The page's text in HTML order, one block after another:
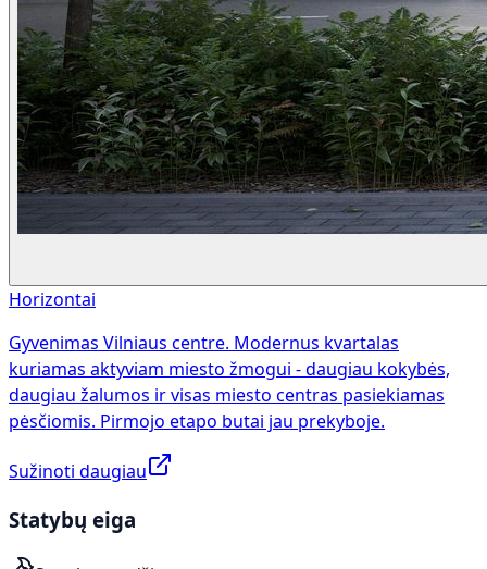
Horizontai
Gyvenimas Vilniaus centre. Modernus kvartalas
kuriamas aktyviam miesto žmogui - daugiau kokybės,
daugiau žalumos ir visas miesto centras pasiekiamas
pėsčiomis. Pirmojo etapo butai jau prekyboje.
Sužinoti daugiau
Statybų eiga